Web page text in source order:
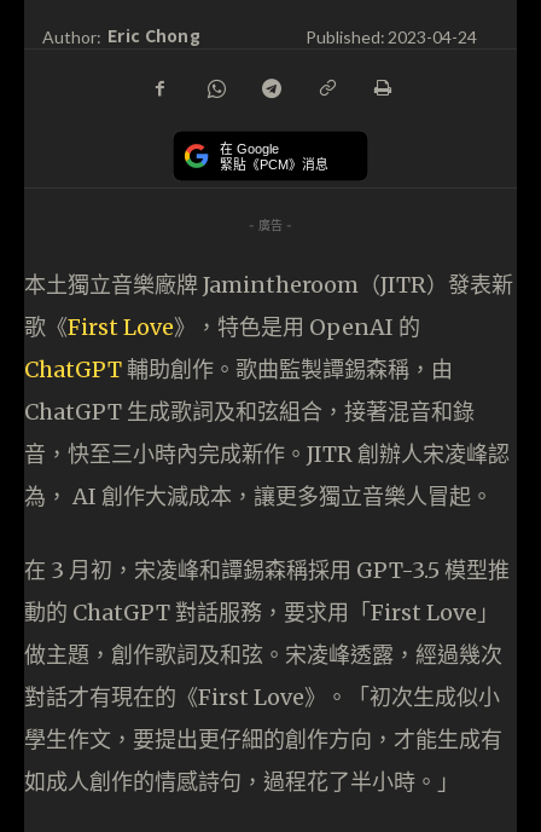
Author: Eric Chong Published: 2023-04-24
在 Google
緊貼《PCM》消息
- 廣告 -
本土獨立音樂廠牌 Jamintheroom​​（JITR）發表新
歌《First Love》，特色是用 OpenAI 的
ChatGPT輔助創作。歌曲監製譚錫森稱，由
ChatGPT 生成歌詞及和弦組合，接著混音和錄
音，快至三小時內完成新作。JITR 創辦人宋凌峰認
為， AI 創作大減成本，讓更多獨立音樂人冒起。
在 3 月初，宋凌峰和譚錫森稱採用 GPT-3.5 模型推
動的 ChatGPT 對話服務，要求用「First Love」
做主題，創作歌詞及和弦。宋凌峰透露，經過幾次
對話才有現在的《First Love》。「初次生成似小
學生作文，要提出更仔細的創作方向，才能生成有
如成人創作的情感詩句，過程花了半小時。」